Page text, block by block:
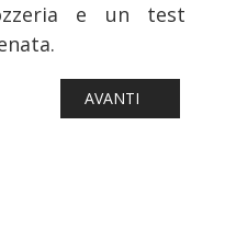
e un test
PUGLIA, UNA
ARTICOLO
AVANTI